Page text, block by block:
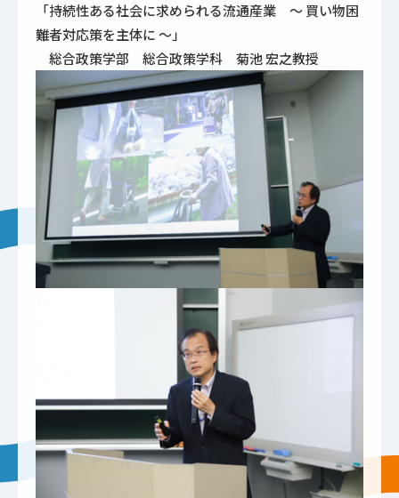
「持続性ある社会に求められる流通産業 ～ 買い物困
難者対応策を主体に ～」
総合政策学部 総合政策学科 菊池 宏之教授